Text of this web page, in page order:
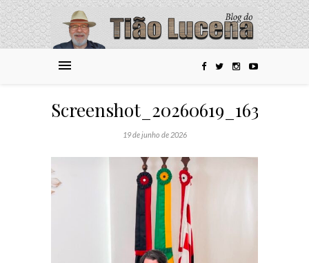
19 de junho de 2026